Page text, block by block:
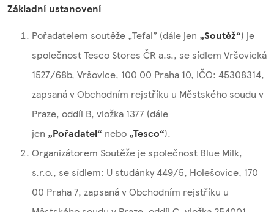
Základní ustanovení
Pořadatelem soutěže „Tefal” (dále jen „Soutěž“) je
společnost Tesco Stores ČR a.s., se sídlem Vršovická
1527/68b, Vršovice, 100 00 Praha 10, IČO: 45308314,
zapsaná v Obchodním rejstříku u Městského soudu v
Praze, oddíl B, vložka 1377 (dále
jen „Pořadatel“ nebo „Tesco“).
Organizátorem Soutěže je společnost Blue Milk,
s.r.o., se sídlem: U studánky 449/5, Holešovice, 170
00 Praha 7, zapsaná v Obchodním rejstříku u